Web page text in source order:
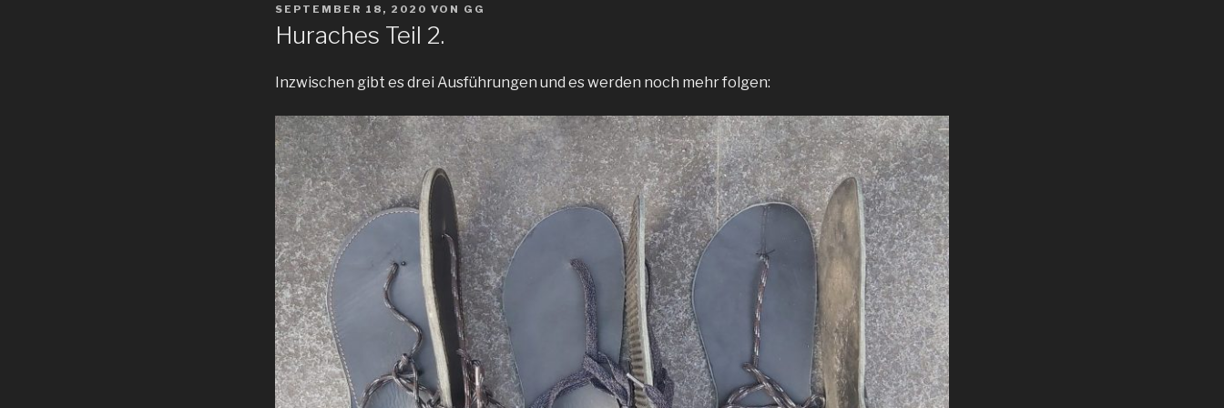
VERÖFFENTLICHT
SEPTEMBER 18, 2020 VON GG
Huraches Teil 2.
Inzwischen gibt es drei Ausführungen und es werden noch mehr folgen: